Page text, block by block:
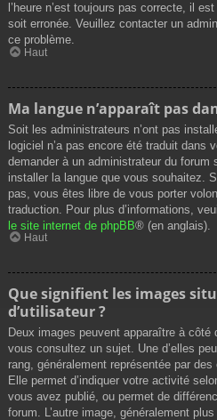
l’heure n’est toujours pas correcte, il
soit erronée. Veuillez contacter un
ce problème.
Haut
Ma langue n’apparaît pas
Soit les administrateurs n’ont pas
logiciel n’a pas encore été traduit dans
demander à un administrateur du forum
installer la langue que vous souhaitez.
pas, vous êtes libre de vous porter
traduction. Pour plus d’informations,
le site internet de phpBB® (en anglais).
Haut
Que signifient les images
d’utilisateur ?
Deux images peuvent apparaître à côté
vous consultez un sujet. Une d’elles
rang, généralement représentée par
Elle permet d’indiquer votre activité
vous avez publié, ou permet de
forum. L’autre image, généralement